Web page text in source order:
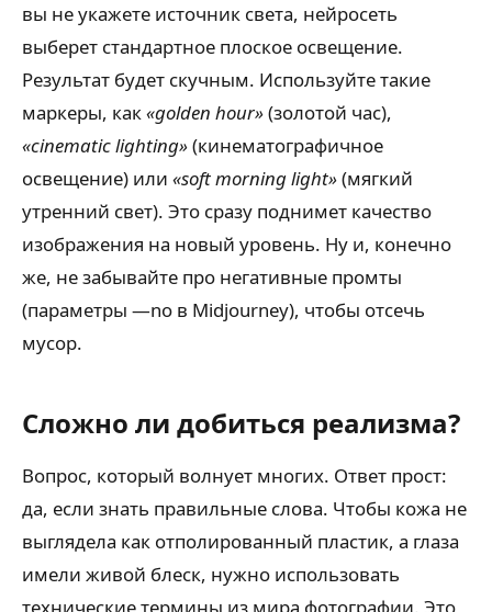
вы не укажете источник света, нейросеть
выберет стандартное плоское освещение.
Результат будет скучным. Используйте такие
маркеры, как«golden hour»(золотой час),
«cinematic lighting»(кинематографичное
освещение) или «soft morning light»(мягкий
утренний свет). Это сразу поднимет качество
изображения на новый уровень. Ну и, конечно
же, не забывайте про негативные промты
(параметры —no в Midjourney), чтобы отсечь
мусор.
Сложно ли добиться реализма?
Вопрос, который волнует многих. Ответ прост:
да, если знать правильные слова. Чтобы кожа не
выглядела как отполированный пластик, а глаза
имели живой блеск, нужно использовать